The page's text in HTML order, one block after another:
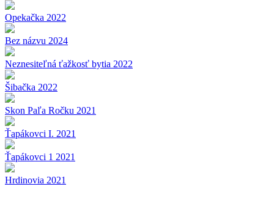
Opekačka 2022
Bez názvu 2024
Neznesiteľná ťažkosť bytia 2022
Šibačka 2022
Skon Paľa Ročku 2021
Ťapákovci I. 2021
Ťapákovci 1 2021
Hrdinovia 2021